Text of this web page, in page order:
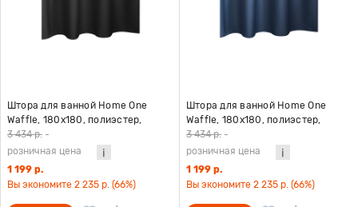
Штора для ванной Home One
Waffle, 180х180, полиэстер,
черный
3 434 р. -
розничная цена
1 199 р.
Вы экономите 2 235 р. (66%)
Штора для ванной Home One
Waffle, 180х180, полиэстер,
темно-синий
3 434 р. -
розничная цена
1 199 р.
Вы экономите 2 235 р. (66%)